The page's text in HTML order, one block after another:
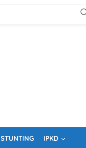
STUNTING IPKD